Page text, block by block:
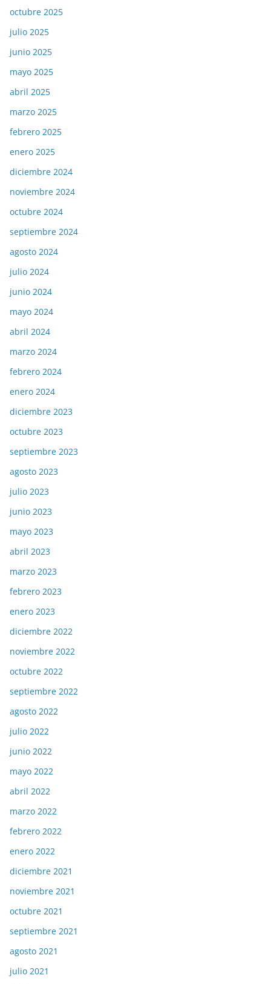
octubre 2025
julio 2025
junio 2025
mayo 2025
abril 2025
marzo 2025
febrero 2025
enero 2025
diciembre 2024
noviembre 2024
octubre 2024
septiembre 2024
agosto 2024
julio 2024
junio 2024
mayo 2024
abril 2024
marzo 2024
febrero 2024
enero 2024
diciembre 2023
octubre 2023
septiembre 2023
agosto 2023
julio 2023
junio 2023
mayo 2023
abril 2023
marzo 2023
febrero 2023
enero 2023
diciembre 2022
noviembre 2022
octubre 2022
septiembre 2022
agosto 2022
julio 2022
junio 2022
mayo 2022
abril 2022
marzo 2022
febrero 2022
enero 2022
diciembre 2021
noviembre 2021
octubre 2021
septiembre 2021
agosto 2021
julio 2021